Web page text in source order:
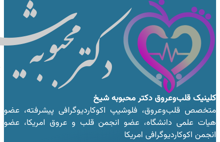
کلینیک قلب‌وعروقدکتر محبوبه شیخ
متخصص قلب‌وعروق، فلوشیپ اکوکاردیوگرافی پیشرفته، عضو
هیات علمی دانشگاه، عضو انجمن قلب و عروق امریکا، عضو
انجمن اکوکاردیوگرافی امریکا